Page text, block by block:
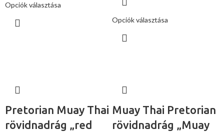
Opciók választása
Opciók választása
Pretorian Muay Thai
rövidnadrág „red
Muay Thai Pretorian
rövidnadrág „Muay